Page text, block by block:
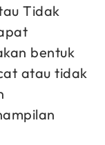
Tidak
bentuk
atau tidak